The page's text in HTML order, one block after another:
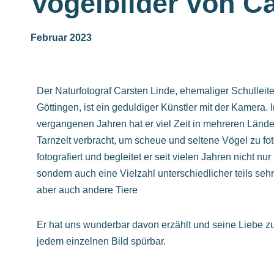
Februar 2023
Der Naturfotograf Carsten Linde, ehemaliger
Göttingen, ist ein geduldiger Künstler mit der Kamera.
vergangenen Jahren hat er viel Zeit in mehreren
Tarnzelt verbracht, um scheue und seltene Vögel zu
fotografiert und begleitet er seit vielen Jahren nicht nur
sondern auch eine Vielzahl unterschiedlicher teils
aber auch andere Tiere
Er hat uns wunderbar davon erzählt und seine Liebe
jedem einzelnen Bild spürbar.